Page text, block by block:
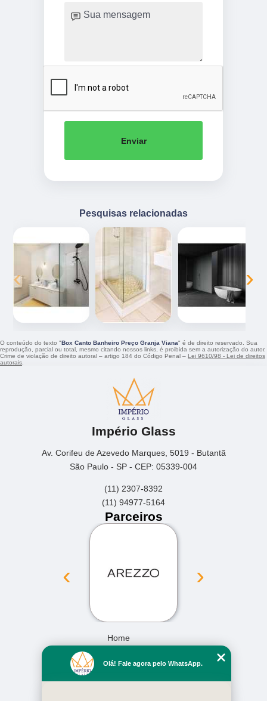
Enviar
Pesquisas relacionadas
‹ ›
O conteúdo do texto "Box Canto Banheiro Preço Granja Viana" é de direito reservado. Sua
reprodução, parcial ou total, mesmo citando nossos links, é proibida sem a autorização do autor.
Crime de violação de direito autoral – artigo 184 do Código Penal – Lei 9610/98 - Lei de direitos
autorais
Império Glass
Av. Corifeu de Azevedo Marques, 5019 - Butantã
São Paulo - SP - CEP: 05339-004
(11) 2307-8392
(11) 94977-5164
Parceiros
‹ ›
Home
Missão
Olá! Fale agora pelo WhatsApp.